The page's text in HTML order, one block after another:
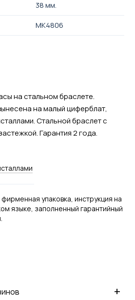
38 мм.
MK4806
на стальном браслете.
на малый циферблат,
Стальной браслет с
Гарантия 2 года.
упаковка, инструкция на
языке, заполненный гарантийный
+